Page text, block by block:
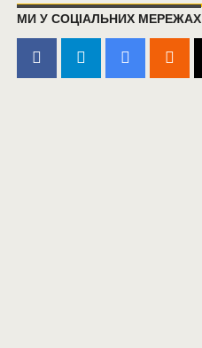
МИ У СОЦІАЛЬНИХ МЕРЕЖАХ